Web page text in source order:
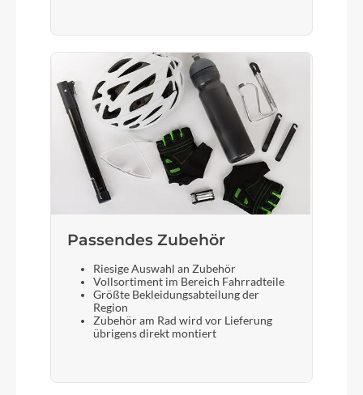
Passendes Zubehör
Riesige Auswahl an Zubehör
Vollsortiment im Bereich Fahrradteile
Größte Bekleidungsabteilung der
Region
Zubehör am Rad wird vor Lieferung
übrigens direkt montiert